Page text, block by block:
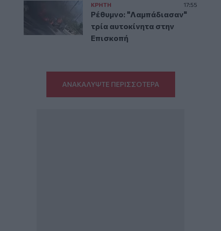
ΚΡΗΤΗ 17:55
Ρέθυμνο: "Λαμπάδιασαν"
τρία αυτοκίνητα στην
Επισκοπή
ΑΝΑΚΑΛΥΨΤΕ ΠΕΡΙΣΣΟΤΕΡΑ